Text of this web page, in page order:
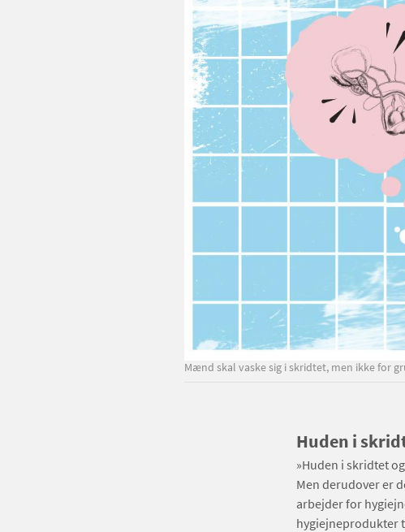
Mænd skal vaske sig i skridtet, men ikke for
Huden i
»Huden i skridtet
Men derudover er
arbejder for
hygiejneprodukter